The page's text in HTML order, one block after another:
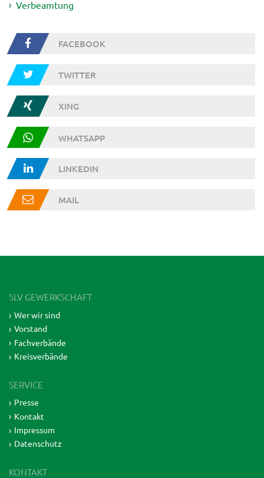
Verbeamtung
FACEBOOK
TWITTER
XING
WHATSAPP
LINKEDIN
MAIL
SLV GEWERKSCHAFT
Wer wir sind
Vorstand
Fachverbände
Kreisverbände
SERVICE
Presse
Kontakt
Impressum
Datenschutz
KONTAKT